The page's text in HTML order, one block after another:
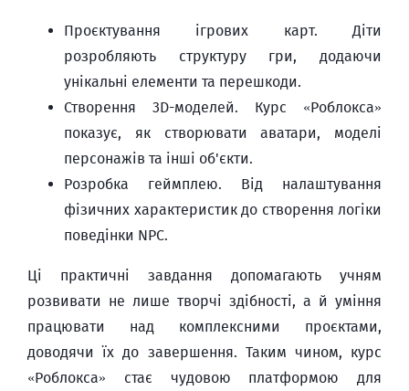
Проєктування ігрових карт. Діти
розробляють структуру гри, додаючи
унікальні елементи та перешкоди.
Створення 3D-моделей. Курс «Роблокса»
показує, як створювати аватари, моделі
персонажів та інші об'єкти.
Розробка геймплею. Від налаштування
фізичних характеристик до створення логіки
поведінки NPC.
Ці практичні завдання допомагають учням
розвивати не лише творчі здібності, а й уміння
працювати над комплексними проєктами,
доводячи їх до завершення. Таким чином, курс
«Роблокса» стає чудовою платформою для